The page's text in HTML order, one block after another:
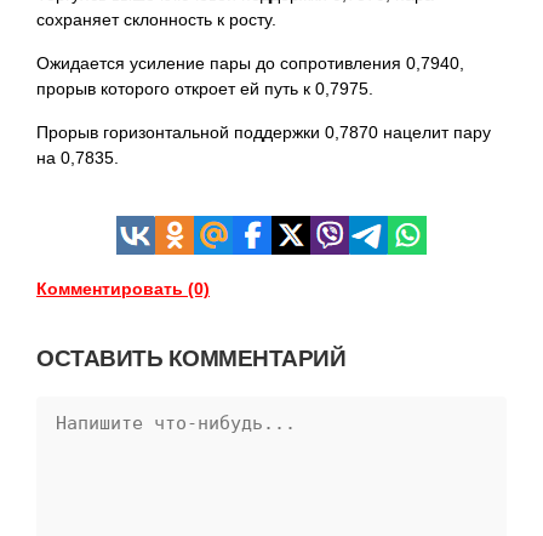
сохраняет склонность к росту.
Ожидается усиление пары до сопротивления 0,7940,
прорыв которого откроет ей путь к 0,7975.
Прорыв горизонтальной поддержки 0,7870 нацелит пару
на 0,7835.
Комментировать (0)
ОСТАВИТЬ КОММЕНТАРИЙ